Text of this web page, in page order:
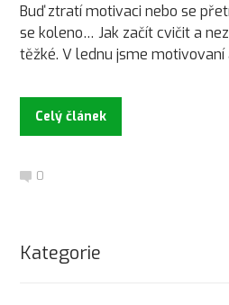
Buď ztratí motivaci nebo se
se koleno… Jak začít cvičit a
těžké. V lednu jsme motivovaní
Celý článek
0
Kategorie